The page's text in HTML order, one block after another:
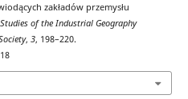
zakładów przemysłu
Studies of the Industrial Geography
, 3, 198–220.